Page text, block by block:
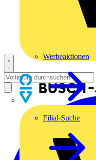
Werbeaktionen
Filial-Suche